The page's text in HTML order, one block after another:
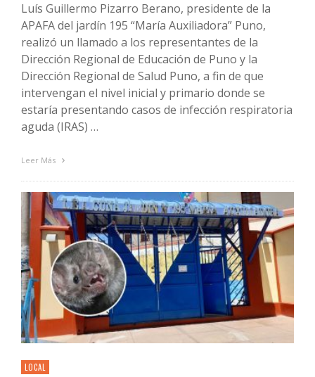
Luís Guillermo Pizarro Berano, presidente de la
APAFA del jardín 195 “María Auxiliadora” Puno,
realizó un llamado a los representantes de la
Dirección Regional de Educación de Puno y la
Dirección Regional de Salud Puno, a fin de que
intervengan el nivel inicial y primario donde se
estaría presentando casos de infección respiratoria
aguda (IRAS) …
Leer Más
LOCAL